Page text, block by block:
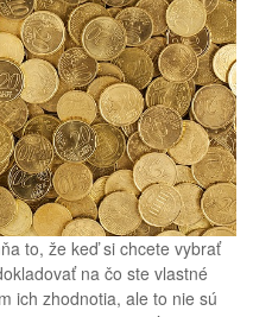
to, že keď si chcete vybrať
na čo ste vlastné
ich zhodnotia, ale to nie sú